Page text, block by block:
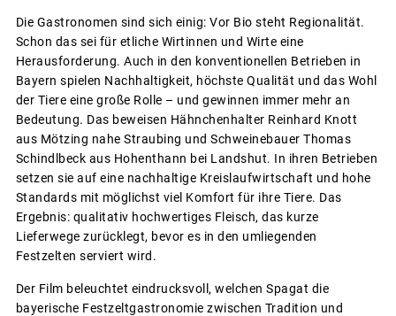
Die Gastronomen sind sich einig: Vor Bio steht Regionalität.
Schon das sei für etliche Wirtinnen und Wirte eine
Herausforderung. Auch in den konventionellen Betrieben in
Bayern spielen Nachhaltigkeit, höchste Qualität und das Wohl
der Tiere eine große Rolle – und gewinnen immer mehr an
Bedeutung. Das beweisen Hähnchenhalter Reinhard Knott
aus Mötzing nahe Straubing und Schweinebauer Thomas
Schindlbeck aus Hohenthann bei Landshut. In ihren Betrieben
setzen sie auf eine nachhaltige Kreislaufwirtschaft und hohe
Standards mit möglichst viel Komfort für ihre Tiere. Das
Ergebnis: qualitativ hochwertiges Fleisch, das kurze
Lieferwege zurücklegt, bevor es in den umliegenden
Festzelten serviert wird.
Der Film beleuchtet eindrucksvoll, welchen Spagat die
bayerische Festzeltgastronomie zwischen Tradition und